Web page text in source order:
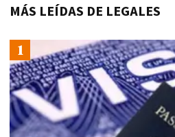
MÁS LEÍDAS DE LEGALES